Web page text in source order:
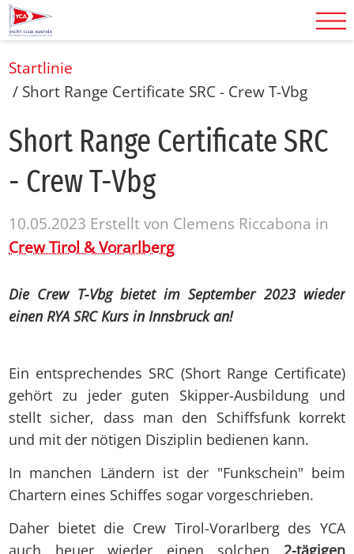
Startlinie
/ Short Range Certificate SRC - Crew T-Vbg
Short Ran­ge Cer­ti­fi­ca­te SRC
- Crew T-Vbg
10.05.2023 Erstellt von Clemens Riccabona in
Crew Tirol & Vorarlberg
Die Crew T-Vbg bietet im September 2023 wieder
einen RYA SRC Kurs in Innsbruck an!
Ein entsprechendes SRC (Short Range Certificate)
gehört zu jeder guten Skipper-Ausbildung und
stellt sicher, dass man den Schiffsfunk korrekt
und mit der nötigen Disziplin bedienen kann.
In manchen Ländern ist der "Funkschein" beim
Chartern eines Schiffes sogar vorgeschrieben.
Daher bietet die Crew Tirol-Vorarlberg des YCA